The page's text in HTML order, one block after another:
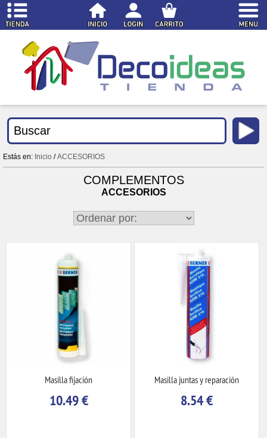
Estás en: Inicio /ACCESORIOS
COMPLEMENTOS
ACCESORIOS
Masilla fijación
10.49€
Masilla juntas y reparación
8.54€